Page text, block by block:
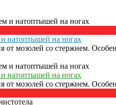
натоптышей на ногах
от мозолей со стержнем.
натоптышей на ногах
от мозолей со стержнем.